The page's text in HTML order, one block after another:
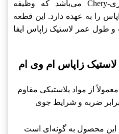
قطعات مهم خودروهای چری-Chery می‌باشد که وظیفه
را به عهده دارد. این قطعه
طول عمر لاستیک زاپاس ایفا
زاپاس ام وی ام
از مواد پلاستیکی مقاوم
ضربه و شرایط جوی
محصول به گونه‌ای است